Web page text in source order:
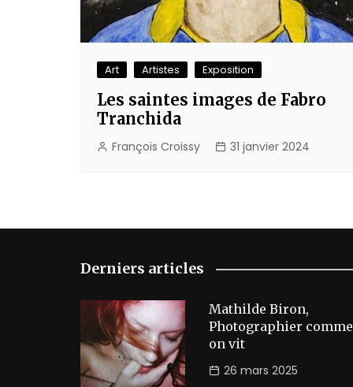
Art Artistes Exposition
Les saintes images de Fabro
Tranchida
François Croissy 31 janvier 2024
Derniers articles
Mathilde Biron,
Photographier comme
on vit
26 mars 2025